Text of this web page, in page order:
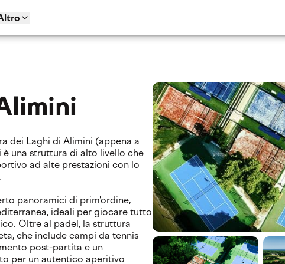
dei Laghi di Alimini (appena a
una struttura di alto livello che
ad alte prestazioni con lo
panoramici di prim'ordine,
ideali per giocare tutto
Oltre al padel, la struttura
che include campi da tennis
post-partita e un
per un autentico aperitivo